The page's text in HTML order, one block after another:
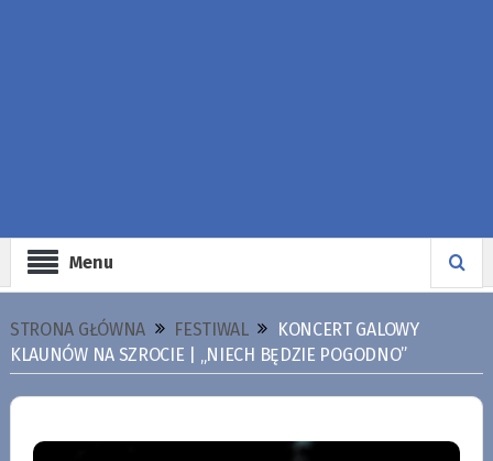
Menu
STRONA GŁÓWNA FESTIWAL
KONCERT GALOWY
KLAUNÓW NA SZROCIE | „NIECH BĘDZIE POGODNO”